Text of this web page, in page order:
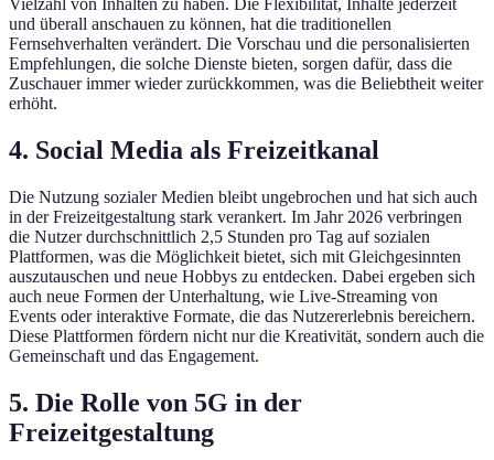
Vielzahl von Inhalten zu haben. Die Flexibilität, Inhalte jederzeit
und überall anschauen zu können, hat die traditionellen
Fernsehverhalten verändert. Die Vorschau und die personalisierten
Empfehlungen, die solche Dienste bieten, sorgen dafür, dass die
Zuschauer immer wieder zurückkommen, was die Beliebtheit weiter
erhöht.
4. Social Media als Freizeitkanal
Die Nutzung sozialer Medien bleibt ungebrochen und hat sich auch
in der Freizeitgestaltung stark verankert. Im Jahr 2026 verbringen
die Nutzer durchschnittlich 2,5 Stunden pro Tag auf sozialen
Plattformen, was die Möglichkeit bietet, sich mit Gleichgesinnten
auszutauschen und neue Hobbys zu entdecken. Dabei ergeben sich
auch neue Formen der Unterhaltung, wie Live-Streaming von
Events oder interaktive Formate, die das Nutzererlebnis bereichern.
Diese Plattformen fördern nicht nur die Kreativität, sondern auch die
Gemeinschaft und das Engagement.
5. Die Rolle von 5G in der
Freizeitgestaltung